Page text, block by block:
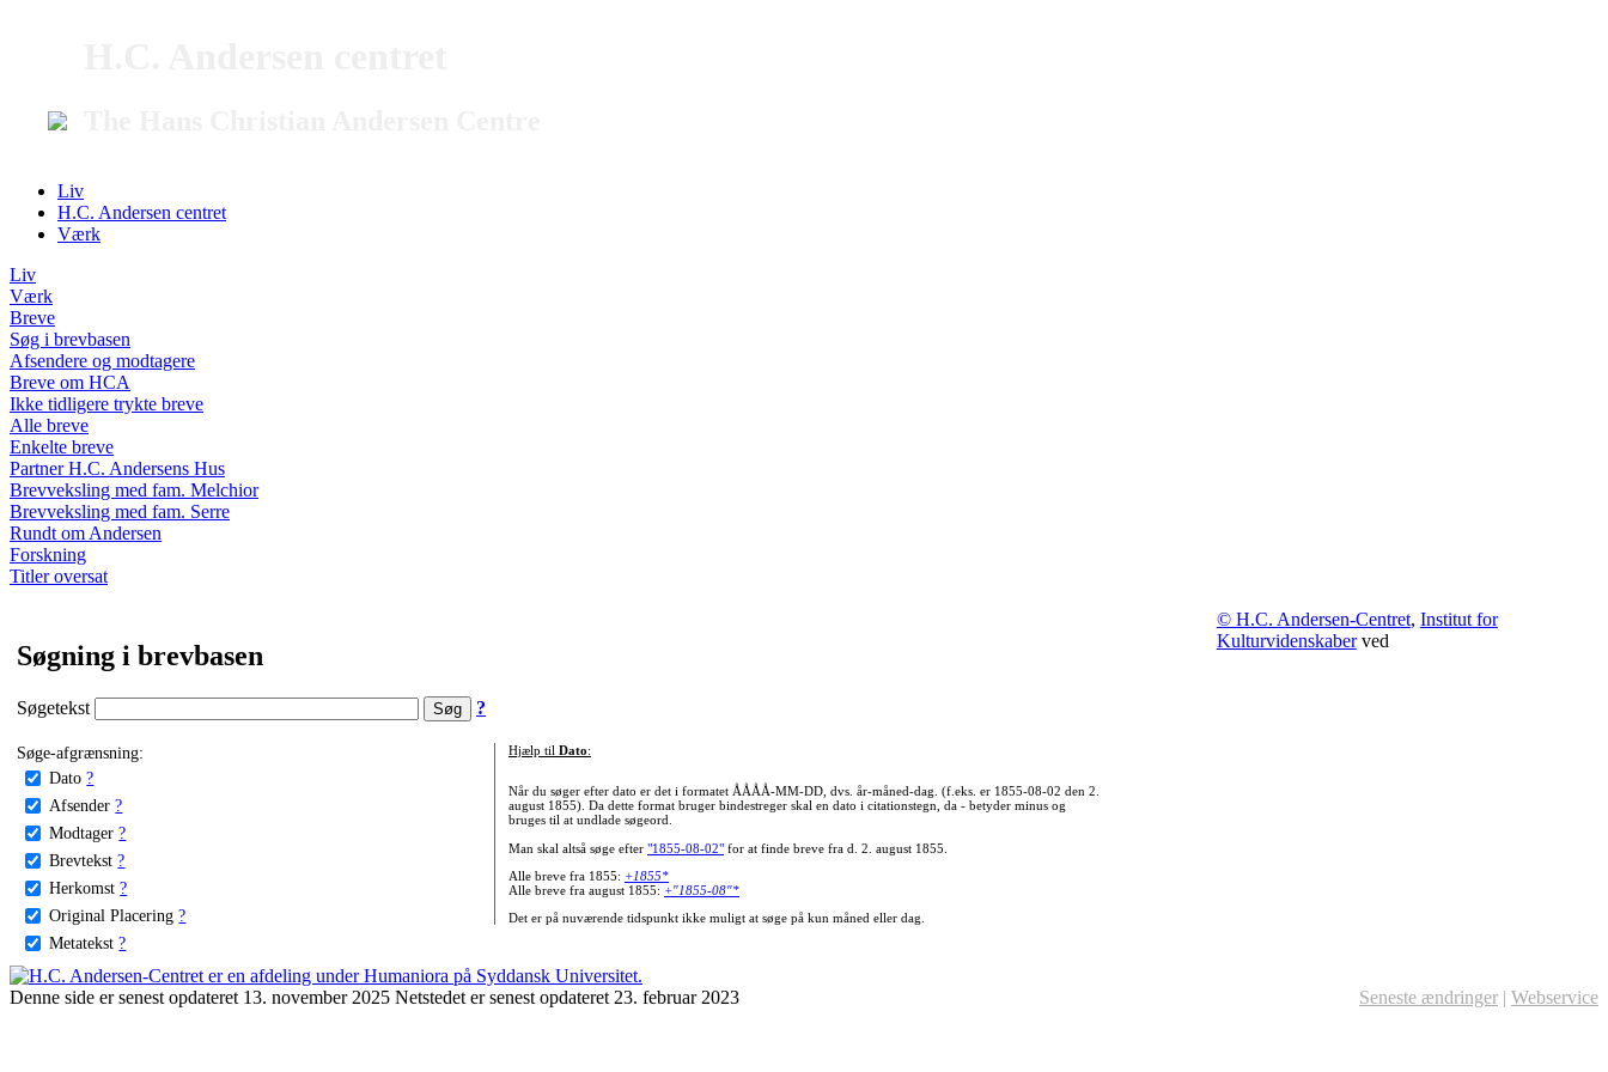
Liv
H.C. Andersen centret
Værk
Liv
Værk
Breve
Søg i brevbasen
Afsendere og modtagere
Breve om HCA
Ikke tidligere trykte breve
Alle breve
Enkelte breve
Partner H.C. Andersens Hus
Brevveksling med fam. Melchior
Brevveksling med fam. Serre
Rundt om Andersen
Forskning
Titler oversat
Søgning i brevbasen
Søgetekst ?
Søge-afgrænsning:
Dato ?
Afsender ?
Modtager ?
Brevtekst ?
Herkomst ?
Original Placering ?
Metatekst ?
Hjælp til Dato:
Når du søger efter dato er det i formatet ÅÅÅÅ-MM-DD, dvs. år-måned-dag. (f.eks. er 1855-08-02 den 2.
august 1855). Da dette format bruger bindestreger skal en dato i citationstegn, da - betyder minus og
bruges til at undlade søgeord.
Man skal altså søge efter "1855-08-02"for at finde breve fra d. 2. august 1855.
Alle breve fra 1855: +1855*
Alle breve fra august 1855: +"1855-08"*
Det er på nuværende tidspunkt ikke muligt at søge på kun måned eller dag.
© H.C. Andersen-Centret, Institut for
Kulturvidenskaberved
Denne side er senest opdateret 13. november 2025 Netstedet er senest opdateret 23. februar 2023 Seneste ændringer | Webservice